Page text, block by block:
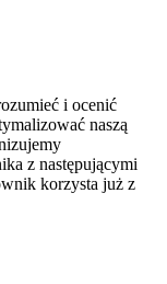
i ocenić
naszą
z następującymi
korzysta już z